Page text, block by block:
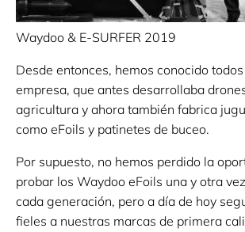
Waydoo & E-SURFER 2019
Desde entonces, hemos conocido
empresa, que antes desarrollaba
agricultura y ahora también fabrica
como eFoils y patinetes de buceo.
Por supuesto, no hemos perdido la
probar los Waydoo eFoils una y otra
cada generación, pero a día de hoy
fieles a nuestras marcas de primera